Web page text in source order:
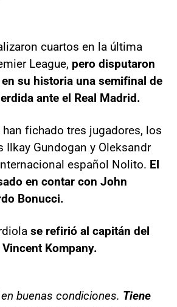
cuartos en la última
League, pero disputaron
su historia una semifinal de
ante el Real Madrid.
fichado tres jugadores, los
Ilkay Gundogan y Oleksandr
español Nolito. El
en contar con John
Bonucci.
se refirió al capitán del
Kompany.
buenas condiciones. Tiene